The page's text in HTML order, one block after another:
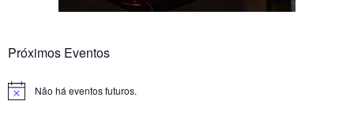
Próximos Eventos
Notice Não há eventos futuros.